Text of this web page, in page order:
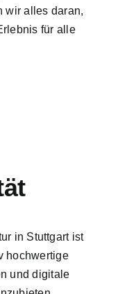
wir alles daran,
für alle
in Stuttgart ist
hochwertige
und digitale